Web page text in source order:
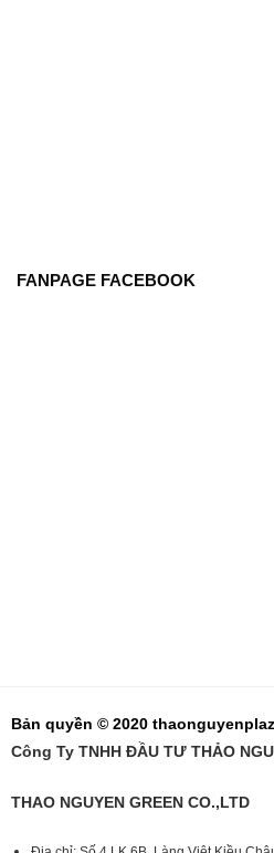
FANPAGE FACEBOOK
Bản quyền © 2020
Công Ty TNHH ĐẦU TƯ THẢO
THAO NGUYEN GREEN CO.,LTD